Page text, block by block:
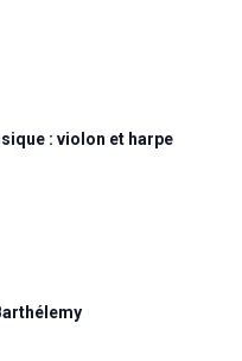
: violon et harpe